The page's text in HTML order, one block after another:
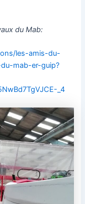
du Mab:
les-amis-du-
mab-er-guip?
_4